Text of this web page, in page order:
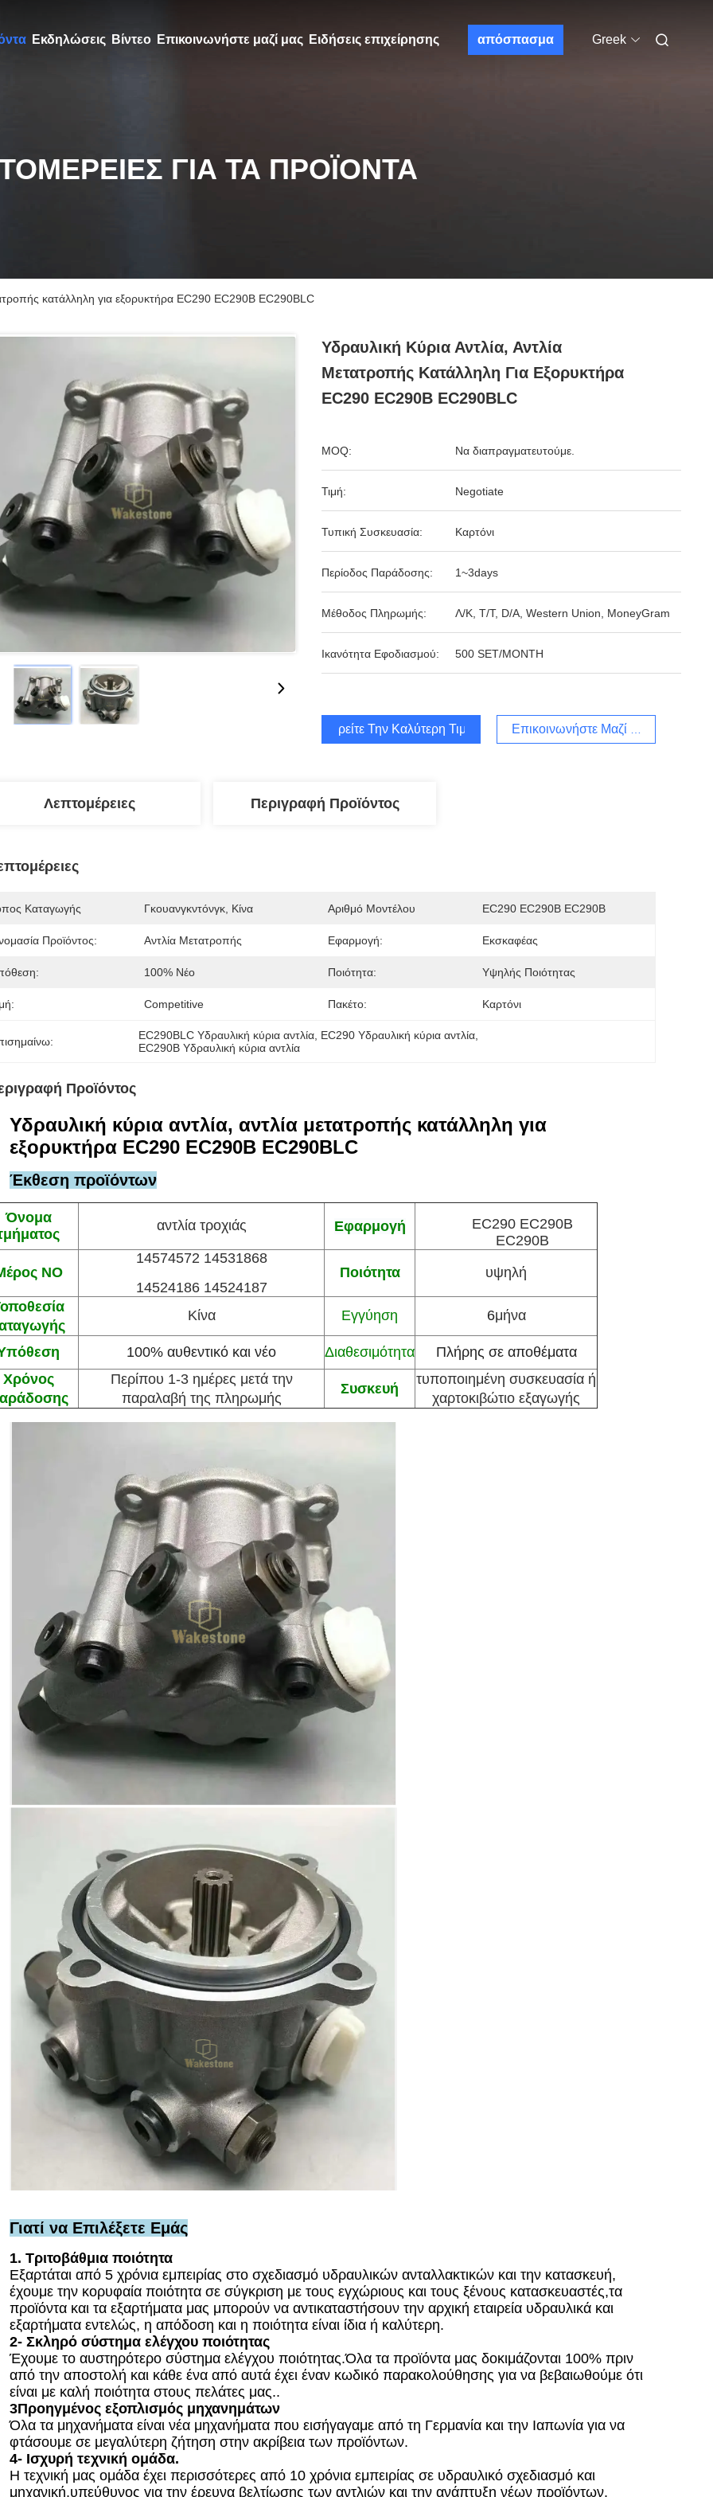
Εκδηλώσεις Βίντεο Επικοινωνήστε μαζί μας Ειδήσεις επιχείρησης απόσπασμα Greek
ΓΙΑ ΤΑ ΠΡΟΪΌΝΤΑ
κατάλληλη για εξορυκτήρα EC290 EC290B EC290BLC
Υδραυλική Κύρια Αντλία, Αντλία
Μετατροπής Κατάλληλη Για Εξορυκτήρα
EC290 EC290B EC290BLC
MOQ: Να διαπραγματευτούμε.
Τιμή: Negotiate
Τυπική Συσκευασία: Καρτόνι
Περίοδος Παράδοσης: 1~3days
Μέθοδος Πληρωμής: Λ/Κ, Τ/Τ, D/A, Western Union, MoneyGram
Ικανότητα Εφοδιασμού: 500 SET/MONTH
Βρείτε Την Καλύτερη Τιμή Επικοινωνήστε Μαζί Μας
Λεπτομέρειες Περιγραφή Προϊόντος
Καταγωγής Γκουανγκντόνγκ, Κίνα Αριθμό Μοντέλου EC290 EC290B EC290B
Προϊόντος: Αντλία Μετατροπής Εφαρμογή: Εκσκαφέας
100% Νέο Ποιότητα: Υψηλής Ποιότητας
Competitive Πακέτο: Καρτόνι
EC290BLC Υδραυλική κύρια αντλία EC290 Υδραυλική κύρια αντλία
EC290B Υδραυλική κύρια αντλία
Προϊόντος
Υδραυλική κύρια αντλία, αντλία μετατροπής κατάλληλη για
εξορυκτήρα EC290 EC290B EC290BLC
Έκθεση προϊόντων
Όνομα
αντλία τροχιάς Εφαρμογή
EC290 EC290B
EC290B
ΝΟ
14574572 14531868
14524186 14524187
Ποιότητα υψηλή
Κίνα Εγγύηση 6μήνα
100% αυθεντικό και νέο Διαθεσιμότητα
Πλήρης σε αποθέματα
Χρόνος
Περίπου 1-3 ημέρες μετά την
παραλαβή της πληρωμής
Συσκευή
τυποποιημένη συσκευασία ή
χαρτοκιβώτιο εξαγωγής
Γιατί να Επιλέξετε Εμάς
1. Τριτοβάθμια ποιότητα
Εξαρτάται από 5 χρόνια εμπειρίας στο σχεδιασμό υδραυλικών ανταλλακτικών και την κατασκευή,
έχουμε την κορυφαία ποιότητα σε σύγκριση με τους εγχώριους και τους ξένους κατασκευαστές,τα
προϊόντα και τα εξαρτήματα μας μπορούν να αντικαταστήσουν την αρχική εταιρεία υδραυλικά και
εξαρτήματα εντελώς, η απόδοση και η ποιότητα είναι ίδια ή καλύτερη.
2- Σκληρό σύστημα ελέγχου ποιότητας
Έχουμε το αυστηρότερο σύστημα ελέγχου ποιότητας.Όλα τα προϊόντα μας δοκιμάζονται 100% πριν
από την αποστολή και κάθε ένα από αυτά έχει έναν κωδικό παρακολούθησης για να βεβαιωθούμε ότι
είναι με καλή ποιότητα στους πελάτες μας..
3Προηγμένος εξοπλισμός μηχανημάτων
Όλα τα μηχανήματα είναι νέα μηχανήματα που εισήγαγαμε από τη Γερμανία και την Ιαπωνία για να
φτάσουμε σε μεγαλύτερη ζήτηση στην ακρίβεια των προϊόντων.
4- Ισχυρή τεχνική ομάδα.
Η τεχνική μας ομάδα έχει περισσότερες από 10 χρόνια εμπειρίας σε υδραυλικό σχεδιασμό και
μηχανική.υπεύθυνος για την έρευνα βελτίωσης των αντλιών και την ανάπτυξη νέων προϊόντων.